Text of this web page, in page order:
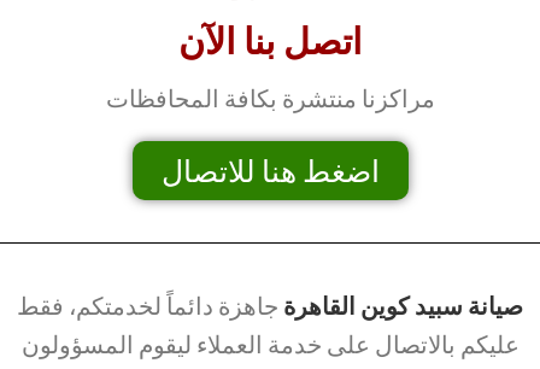
اتصل بنا الآن
مراكزنا منتشرة بكافة المحافظات
اضغط هنا للاتصال
صيانة سبيد كوين القاهرة جاهزة دائماً لخدمتكم، فقط
عليكم بالاتصال على خدمة العملاء ليقوم المسؤولون